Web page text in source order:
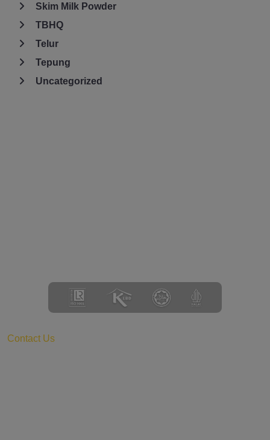
Skim Milk Powder
TBHQ
Telur
Tepung
Uncategorized
Contact Us